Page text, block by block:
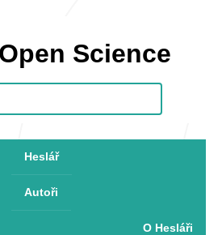
Science
Heslář
Autoři
O Hesláři